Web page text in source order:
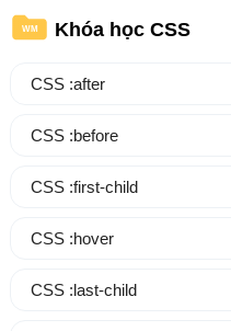
WM Khóa học CSS
CSS :after
CSS :before
CSS :first-child
CSS :hover
CSS :last-child